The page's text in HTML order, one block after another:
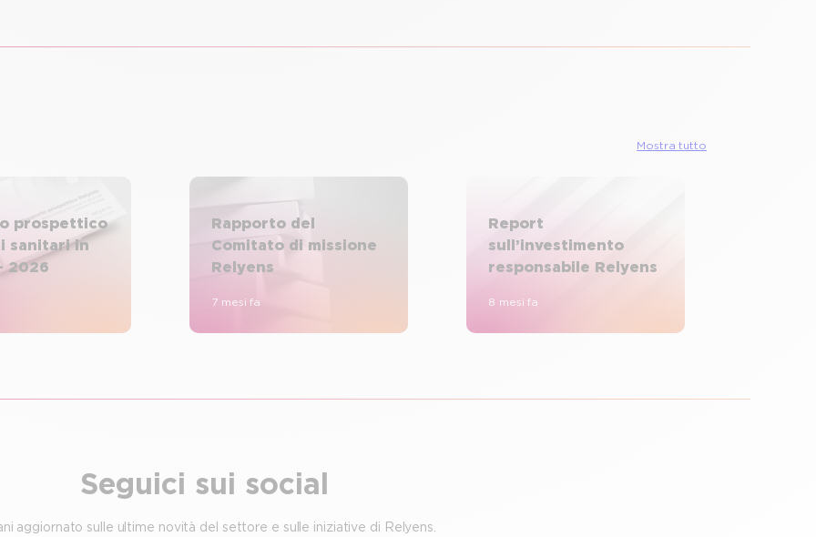
Mostra tutto
prospettico
sanitari in
2026
Rapporto del
Comitato di missione
Relyens
7 mesi fa
Report
sull’investimento
responsabile Relyens
8 mesi fa
Seguici sui social
aggiornato sulle ultime novità del settore e sulle iniziative di Relyens.